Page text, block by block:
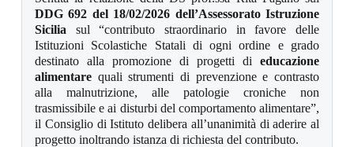
DDG 692 del 18/02/2026 dell’Assessorato Istruzione
Sicilia sul “contributo straordinario in favore delle
Istituzioni Scolastiche Statali di ogni ordine e grado
destinato alla promozione di progetti di educazione
alimentare quali strumenti di prevenzione e contrasto
alla malnutrizione, alle patologie croniche non
trasmissibile e ai disturbi del comportamento alimentare”,
il Consiglio di Istituto delibera all’unanimità di aderire al
progetto inoltrando istanza di richiesta del contributo.